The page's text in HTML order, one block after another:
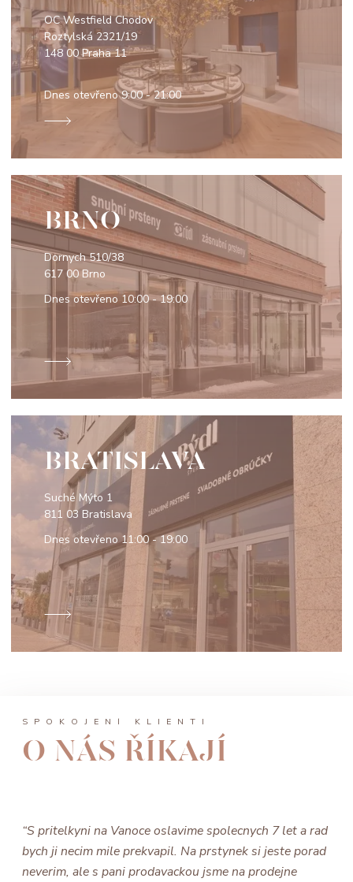
OC Westfield Chodov
Roztylská 2321/19
148 00 Praha 11
Dnes otevřeno9:00 - 21:00
BRNO
Dornych 510/38
617 00 Brno
Dnes otevřeno 10:00 - 19:00
BRATISLAVA
Suché Mýto 1
811 03 Bratislava
Dnes otevřeno11:00 - 19:00
SPOKOJENÍ KLIENTI
O NÁS ŘÍKAJÍ
“S pritelkyni na Vanoce oslavime spolecnych 7 let a rad
bych ji necim mile prekvapil. Na prstynek si jeste porad
neverim, ale s pani prodavackou jsme na prodejne